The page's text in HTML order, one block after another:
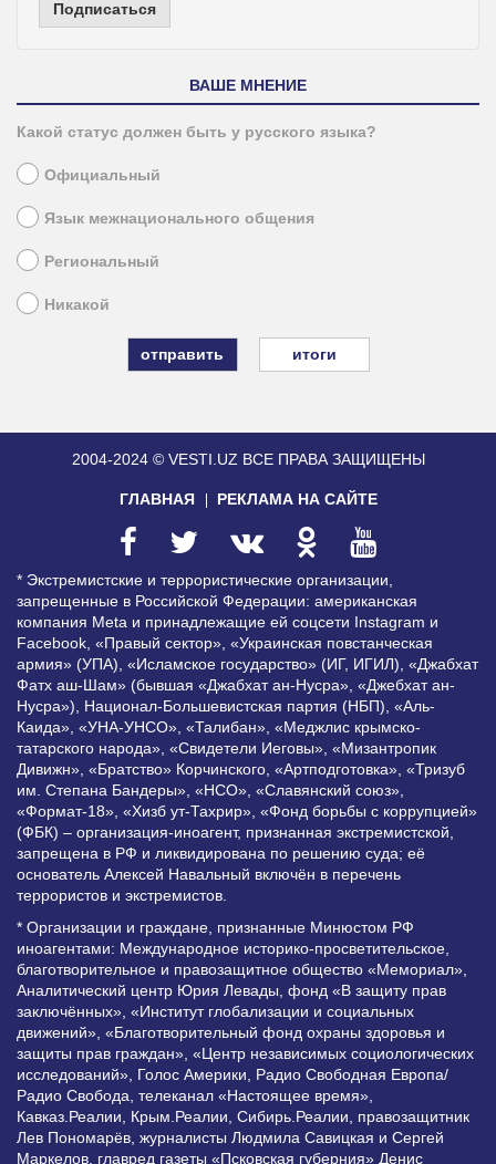
Подписаться
ВАШЕ МНЕНИЕ
Какой статус должен быть у русского языка?
Официальный
Язык межнационального общения
Региональный
Никакой
итоги
2004-2024 © VESTI.UZ ВСЕ ПРАВА ЗАЩИЩЕНЫ
ГЛАВНАЯ РЕКЛАМА НА САЙТЕ
* Экстремистские и террористические организации,
запрещенные в Российской Федерации: американская
компания Meta и принадлежащие ей соцсети Instagram и
Facebook, «Правый сектор», «Украинская повстанческая
армия» (УПА), «Исламское государство» (ИГ, ИГИЛ), «Джабхат
Фатх аш-Шам» (бывшая «Джабхат ан-Нусра», «Джебхат ан-
Нусра»), Национал-Большевистская партия (НБП), «Аль-
Каида», «УНА-УНСО», «Талибан», «Меджлис крымско-
татарского народа», «Свидетели Иеговы», «Мизантропик
Дивижн», «Братство» Корчинского, «Артподготовка», «Тризуб
им. Степана Бандеры», «НСО», «Славянский союз»,
«Формат-18», «Хизб ут-Тахрир», «Фонд борьбы с коррупцией»
(ФБК) – организация-иноагент, признанная экстремистской,
запрещена в РФ и ликвидирована по решению суда; её
основатель Алексей Навальный включён в перечень
террористов и экстремистов.
* Организации и граждане, признанные Минюстом РФ
иноагентами: Международное историко-просветительское,
благотворительное и правозащитное общество «Мемориал»,
Аналитический центр Юрия Левады, фонд «В защиту прав
заключённых», «Институт глобализации и социальных
движений», «Благотворительный фонд охраны здоровья и
защиты прав граждан», «Центр независимых социологических
исследований», Голос Америки, Радио Свободная Европа/
Радио Свобода, телеканал «Настоящее время»,
Кавказ.Реалии, Крым.Реалии, Сибирь.Реалии, правозащитник
Лев Пономарёв, журналисты Людмила Савицкая и Сергей
Маркелов, главред газеты «Псковская губерния» Денис